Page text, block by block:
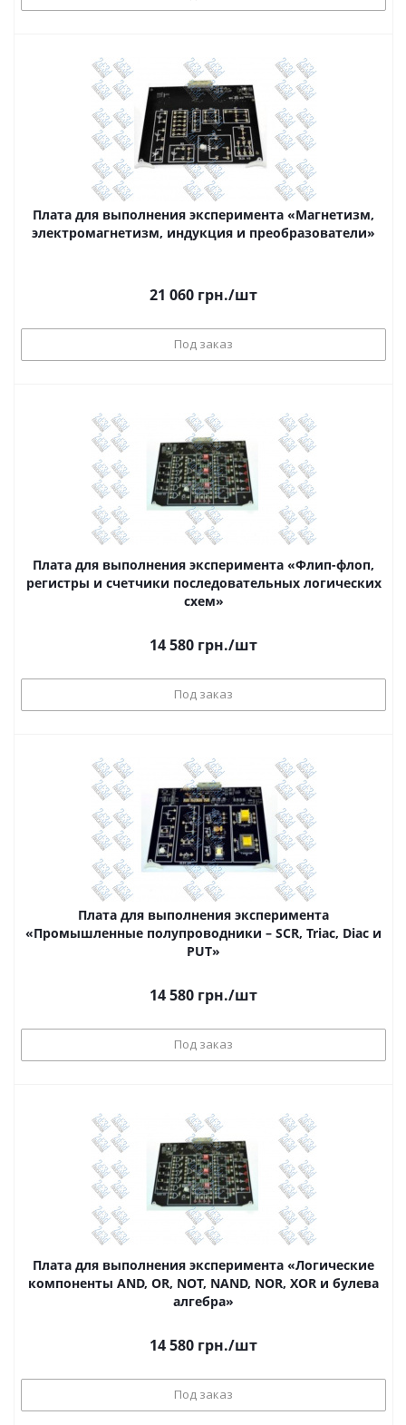
Плата для выполнения эксперимента «Магнетизм,
электромагнетизм, индукция и преобразователи»
21 060 грн./шт
Под заказ
Плата для выполнения эксперимента «Флип-флоп,
регистры и счетчики последовательных логических
схем»
14 580 грн./шт
Под заказ
Плата для выполнения эксперимента
«Промышленные полупроводники – SCR, Triac, Diac и
PUT»
14 580 грн./шт
Под заказ
Плата для выполнения эксперимента «Логические
компоненты AND, OR, NOT, NAND, NOR, XOR и булева
алгебра»
14 580 грн./шт
Под заказ